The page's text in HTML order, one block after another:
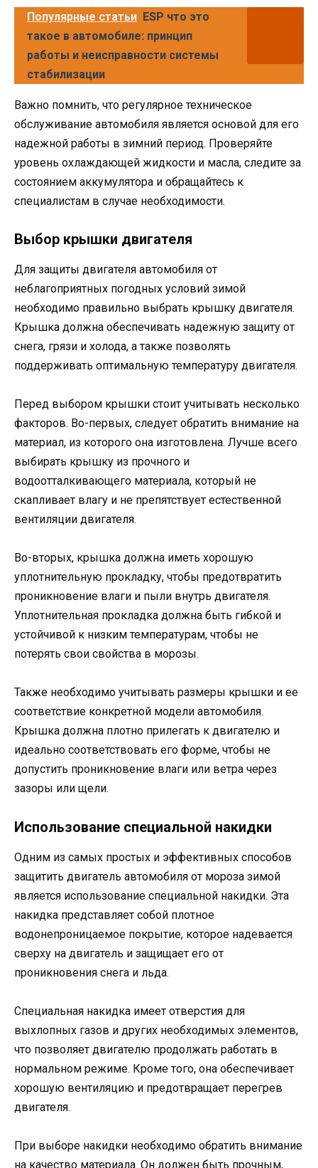
Популярные статьи ESP что это
такое в автомобиле: принцип
работы и неисправности системы
стабилизации
Важно помнить, что регулярное техническое
обслуживание автомобиля является основой для его
надежной работы в зимний период. Проверяйте
уровень охлаждающей жидкости и масла, следите за
состоянием аккумулятора и обращайтесь к
специалистам в случае необходимости.
Выбор крышки двигателя
Для защиты двигателя автомобиля от
неблагоприятных погодных условий зимой
необходимо правильно выбрать крышку двигателя.
Крышка должна обеспечивать надежную защиту от
снега, грязи и холода, а также позволять
поддерживать оптимальную температуру двигателя.
Перед выбором крышки стоит учитывать несколько
факторов. Во-первых, следует обратить внимание на
материал, из которого она изготовлена. Лучше всего
выбирать крышку из прочного и
водоотталкивающего материала, который не
скапливает влагу и не препятствует естественной
вентиляции двигателя.
Во-вторых, крышка должна иметь хорошую
уплотнительную прокладку, чтобы предотвратить
проникновение влаги и пыли внутрь двигателя.
Уплотнительная прокладка должна быть гибкой и
устойчивой к низким температурам, чтобы не
потерять свои свойства в морозы.
Также необходимо учитывать размеры крышки и ее
соответствие конкретной модели автомобиля.
Крышка должна плотно прилегать к двигателю и
идеально соответствовать его форме, чтобы не
допустить проникновение влаги или ветра через
зазоры или щели.
Использование специальной накидки
Одним из самых простых и эффективных способов
защитить двигатель автомобиля от мороза зимой
является использование специальной накидки. Эта
накидка представляет собой плотное
водонепроницаемое покрытие, которое надевается
сверху на двигатель и защищает его от
проникновения снега и льда.
Специальная накидка имеет отверстия для
выхлопных газов и других необходимых элементов,
что позволяет двигателю продолжать работать в
нормальном режиме. Кроме того, она обеспечивает
хорошую вентиляцию и предотвращает перегрев
двигателя.
При выборе накидки необходимо обратить внимание
на качество материала. Он должен быть прочным,